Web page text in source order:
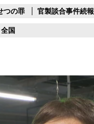
つの罪 官製談合事件続報
全国